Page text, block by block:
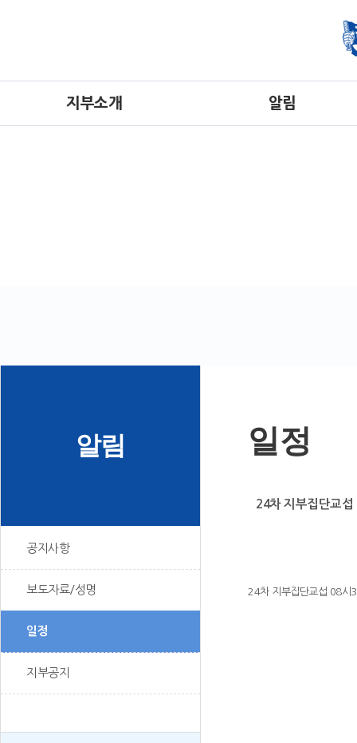
지부소개 알림
알림
공지사항
보도자료/성명
일정
지부공지
일정
24차 지부집단교
24차 지부집단교섭 08시